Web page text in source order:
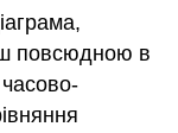
повсюдною в
часово-